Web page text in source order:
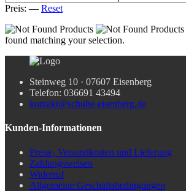
Preis: — Reset
found matching your selection.
Steinweg 10 · 07607 Eisenberg
Telefon: 036691 43494
kontakt@schuhe-eisenberg.de
Kunden-Informationen
Preise, Versandkosten und Lieferung
Zahlungsweisen
Widerruf
Allgemeine Geschäftsbedingungen